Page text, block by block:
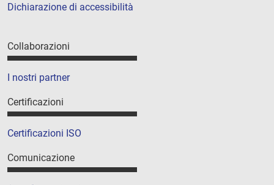
Dichiarazione di accessibilità
Collaborazioni
I nostri partner
Certificazioni
Certificazioni ISO
Comunicazione